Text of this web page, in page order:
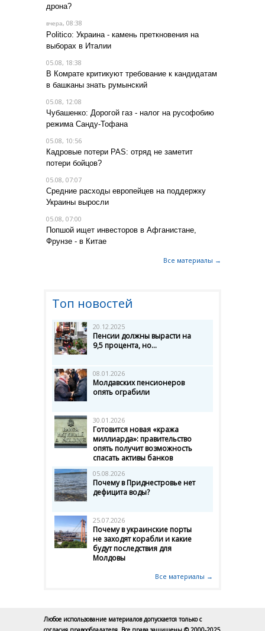
дрона?
вчера, 08:38
Politico: Украина - камень преткновения на
выборах в Италии
05.08, 18:38
В Комрате критикуют требование к кандидатам
в башканы знать румынский
05.08, 12:08
Чубашенко: Дорогой газ - налог на русофобию
режима Санду-Тофана
05.08, 10:56
Кадровые потери PAS: отряд не заметит
потери бойцов?
05.08, 07:07
Средние расходы европейцев на поддержку
Украины выросли
05.08, 07:00
Попшой ищет инвесторов в Афганистане,
Фрунзе - в Китае
Все материалы →
Топ новостей
20.12.2025
Пенсии должны вырасти на
9,5 процента, но...
08.01.2026
Молдавских пенсионеров
опять ограбили
30.01.2026
Готовится новая «кража
миллиарда»: правительство
опять получит возможность
спасать активы банков
05.08.2026
Почему в Приднестровье нет
дефицита воды?
25.07.2026
Почему в украинские порты
не заходят корабли и какие
будут последствия для
Молдовы
Все материалы →
Любое использование материалов допускается только с